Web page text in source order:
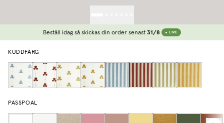
Beställ idag så skickas din order senast 31/8 LIVE
KUDDFÄRG
PASSPOAL